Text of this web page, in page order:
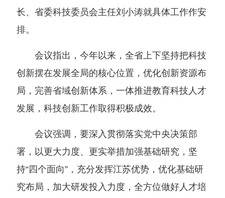
长、省委科技委员会主任刘小涛就具体工作作安
排。
会议指出，今年以来，全省上下坚持把科技
创新摆在发展全局的核心位置，优化创新资源布
局，完善省域创新体系，一体推进教育科技人才
发展，科技创新工作取得积极成效。
会议强调，要深入贯彻落实党中央决策部
署，以更大力度、更实举措加强基础研究，坚
持“四个面向”，充分发挥江苏优势，优化基础研
究布局，加大研发投入力度，全方位做好人才培